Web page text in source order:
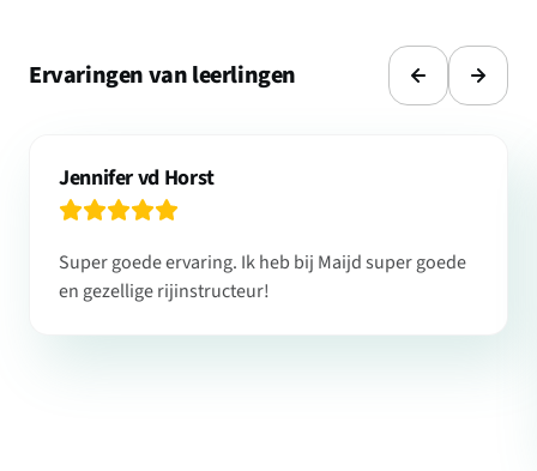
Ervaringen van leerlingen
Jennifer vd Horst
Super goede ervaring. Ik heb bij Maijd super goede
en gezellige rijinstructeur!